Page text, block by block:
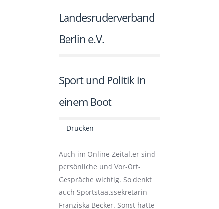
Landesruderverband
Berlin e.V.
Sport und Politik in
einem Boot
Drucken
Auch im Online-Zeitalter sind
persönliche und Vor-Ort-
Gespräche wichtig. So denkt
auch Sportstaatssekretärin
Franziska Becker. Sonst hätte